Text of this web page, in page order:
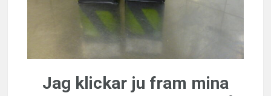
Jag klickar ju fram mina